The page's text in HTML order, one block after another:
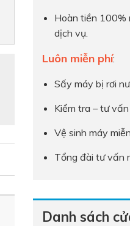
Hoàn tiền 100%
dịch vụ.
Luôn miễn phí:
Sấy máy bị rơi
Kiểm tra – tư vấn
Vệ sinh máy
Tổng đài tư vấn
Danh sách